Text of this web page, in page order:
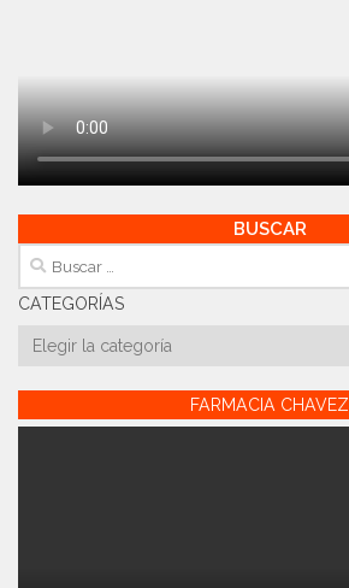
BUSCAR
Buscar:
CATEGORÍAS
Categorías
FARMACIA CHAVEZ